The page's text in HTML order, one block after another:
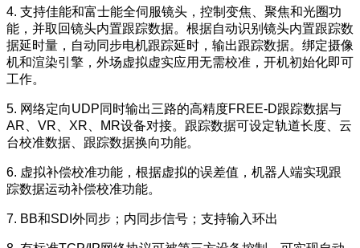
4. 支持佳能和富士能全伺服镜头，控制变焦、聚焦和光圈功
能，并取回镜头内置跟踪数据。根据自动识别镜头内置跟踪数
据延时量，自动同步电机跟踪延时，输出跟踪数据。绑定摄像
机和渲染引擎，外场虚拟虚实应用无需校准，开机初始化即可
工作。
5. 网络定向UDP同时输出三路的高精度FREE-D跟踪数据与
AR、VR、XR、MR设备对接。跟踪数据可设定轨道长度、云
台校准数据、跟踪数据换向功能。
6. 虚拟补偿校准功能，根据虚拟的误差值，机器人端实现跟
踪数据运动补偿校准功能。
7. BB和SDI外同步；内同步信号；支持输入环出